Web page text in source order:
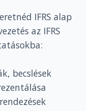
IFRS alap
az IFRS
becslések